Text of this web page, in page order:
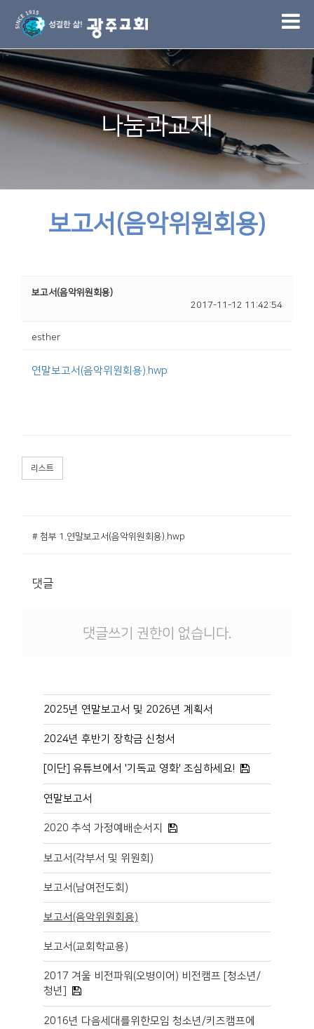
1
나눔과교제
보고서(음악위원회용)
보고서(음악위원회용)
2017-11-12 11:42:54
esther
연말보고서(음악위원회용).hwp
리스트
# 첨부 1.연말보고서(음악위원회용).hwp
댓글
댓글쓰기 권한이 없습니다.
2025년 연말보고서 및 2026년 계획서
2024년 후반기 장학금 신청서
[이단] 유튜브에서 '기독교 영화' 조심하세요!
연말보고서
2020 추석 가정예배순서지
보고서(각부서 및 위원회)
보고서(남여전도회)
보고서(음악위원회용)
보고서(교회학교용)
2017 겨울 비전파워(오병이어) 비전캠프 [청소년/
청년]
2016년 다음세대를위한모임 청소년/키즈캠프에